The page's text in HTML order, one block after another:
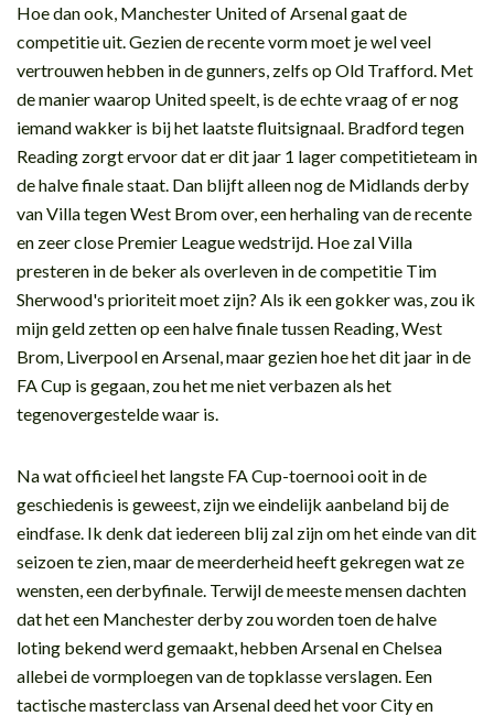
Hoe dan ook, Manchester United of Arsenal gaat de
competitie uit. Gezien de recente vorm moet je wel veel
vertrouwen hebben in de gunners, zelfs op Old Trafford. Met
de manier waarop United speelt, is de echte vraag of er nog
iemand wakker is bij het laatste fluitsignaal. Bradford tegen
Reading zorgt ervoor dat er dit jaar 1 lager competitieteam in
de halve finale staat. Dan blijft alleen nog de Midlands derby
van Villa tegen West Brom over, een herhaling van de recente
en zeer close Premier League wedstrijd. Hoe zal Villa
presteren in de beker als overleven in de competitie Tim
Sherwood's prioriteit moet zijn? Als ik een gokker was, zou ik
mijn geld zetten op een halve finale tussen Reading, West
Brom, Liverpool en Arsenal, maar gezien hoe het dit jaar in de
FA Cup is gegaan, zou het me niet verbazen als het
tegenovergestelde waar is.
Na wat officieel het langste FA Cup-toernooi ooit in de
geschiedenis is geweest, zijn we eindelijk aanbeland bij de
eindfase. Ik denk dat iedereen blij zal zijn om het einde van dit
seizoen te zien, maar de meerderheid heeft gekregen wat ze
wensten, een derbyfinale. Terwijl de meeste mensen dachten
dat het een Manchester derby zou worden toen de halve
loting bekend werd gemaakt, hebben Arsenal en Chelsea
allebei de vormploegen van de topklasse verslagen. Een
tactische masterclass van Arsenal deed het voor City en